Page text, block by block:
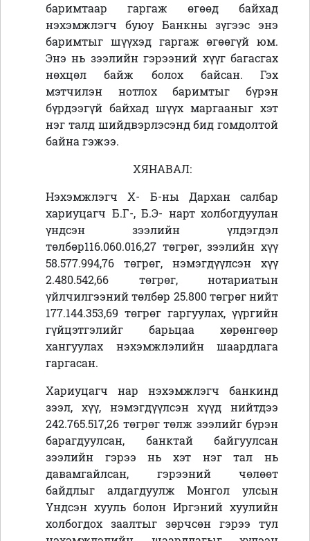
баримтаар гаргаж өгөөд байхад
нэхэмжлэгч буюу Банкны зүгээс энэ
баримтыг шүүхэд гаргаж өгөөгүй юм.
Энэ нь зээлийн гэрээний хүүг багасгах
нөхцөл байж болох байсан. Гэх
мэтчилэн нотлох баримтыг бүрэн
бүрдээгүй байхад шүүх маргааныг хэт
нэг талд шийдвэрлэсэнд бид гомдолтой
байна гэжээ.
ХЯНАВАЛ:
Нэхэмжлэгч Х- Б-ны Дархан салбар
хариуцагч Б.Г-, Б.Э- нарт холбогдуулан
үндсэн зээлийн үлдэгдэл
төлбөр116.060.016,27 төгрөг, зээлийн хүү
58.577.994,76 төгрөг, нэмэгдүүлсэн хүү
2.480.542,66 төгрөг, нотариатын
үйлчилгээний төлбөр 25.800 төгрөг нийт
177.144.353,69 төгрөг гаргуулах, үүргийн
гүйцэтгэлийг барьцаа хөрөнгөөр
хангуулах нэхэмжлэлийн шаардлага
гаргасан.
Хариуцагч нар нэхэмжлэгч банкинд
зээл, хүү, нэмэгдүүлсэн хүүд нийтдээ
242.765.517,26 төгрөг төлж зээлийг бүрэн
барагдуулсан, банктай байгуулсан
зээлийн гэрээ нь хэт нэг тал нь
давамгайлсан, гэрээний чөлөөт
байдлыг алдагдуулж Монгол улсын
Үндсэн хууль болон Иргэний хуулийн
холбогдох заалтыг зөрчсөн гэрээ тул